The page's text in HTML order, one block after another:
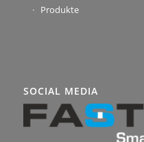
Produkte
SOCIAL MEDIA